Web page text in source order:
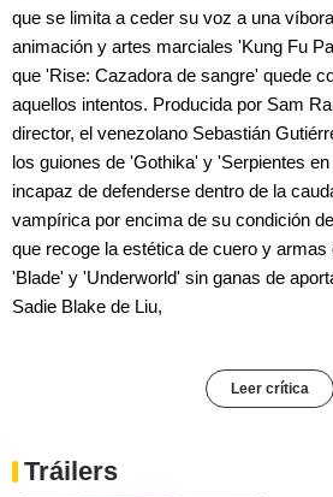
que se limita a ceder su voz a una
animación y artes marciales 'Kung Fu
que 'Rise: Cazadora de sangre' quede
aquellos intentos. Producida por Sam
director, el venezolano Sebastián
los guiones de 'Gothika' y 'Serpientes
incapaz de defenderse dentro de la
vampírica por encima de su condición
que recoge la estética de cuero y
'Blade' y 'Underworld' sin ganas de
Sadie Blake de Liu,
Leer crítica
Tráilers